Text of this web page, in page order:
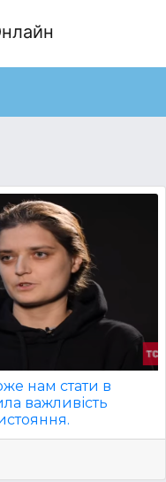
нам стати в
важливість